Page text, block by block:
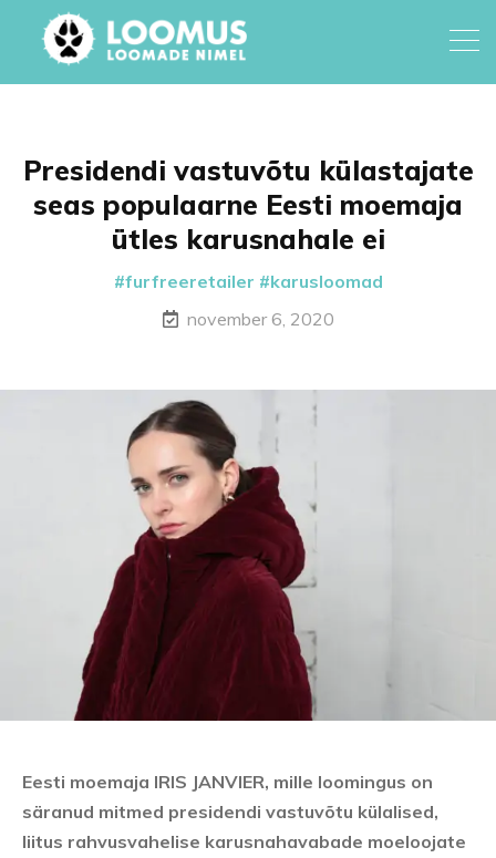
Presidendi vastuvõtu külastajate
seas populaarne Eesti moemaja
ütles karusnahale ei
furfreeretailer
karusloomad
november 6, 2020
Eesti moemaja IRIS JANVIER, mille loomingus on
säranud mitmed presidendi vastuvõtu külalised,
liitus rahvusvahelise karusnahavabade moeloojate